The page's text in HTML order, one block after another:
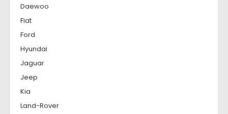
Daewoo
Fiat
Ford
Hyundai
Jaguar
Jeep
Kia
Land-Rover